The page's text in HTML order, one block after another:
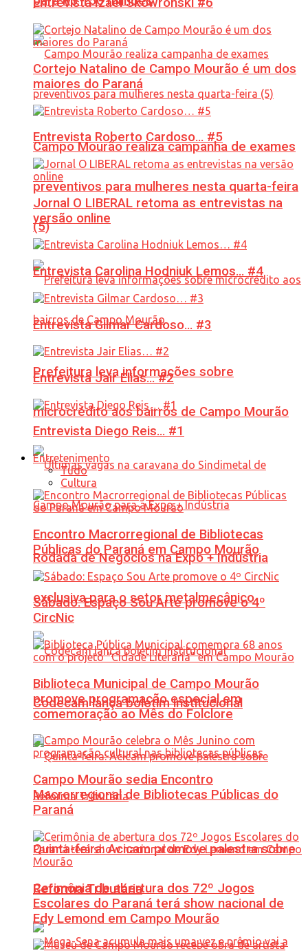
Campo Mourão realiza campanha de exames
preventivos para mulheres nesta quarta-feira
(5)
Prefeitura leva informações sobre
microcrédito aos bairros de Campo Mourão
Rodada de Negócios na Expo + Indústria
exclusiva para o setor metalmecânico
Codecam lança boletim institucional
Quinta-feira: Acicam promove palestra sobre
Reforma Tributária
Cortejo Natalino de Campo Mourão é um dos
maiores do Paraná
Entrevista Roberto Cardoso… #5
Jornal O LIBERAL retoma as entrevistas na
versão online
Entrevista Carolina Hodniuk Lemos… #4
Entrevista Gilmar Cardoso… #3
Entrevista Jair Elias… #2
Entrevista Diego Reis… #1
Entretenimento
Tudo
Cultura
Encontro Macrorregional de Bibliotecas
Públicas do Paraná em Campo Mourão
Sábado: Espaço Sou Arte promove o 4º
CircNic
Biblioteca Municipal de Campo Mourão
promove programação especial em
comemoração ao Mês do Folclore
Campo Mourão sedia Encontro
Macrorregional de Bibliotecas Públicas do
Paraná
Cerimônia de abertura dos 72º Jogos
Escolares do Paraná terá show nacional de
Edy Lemond em Campo Mourão